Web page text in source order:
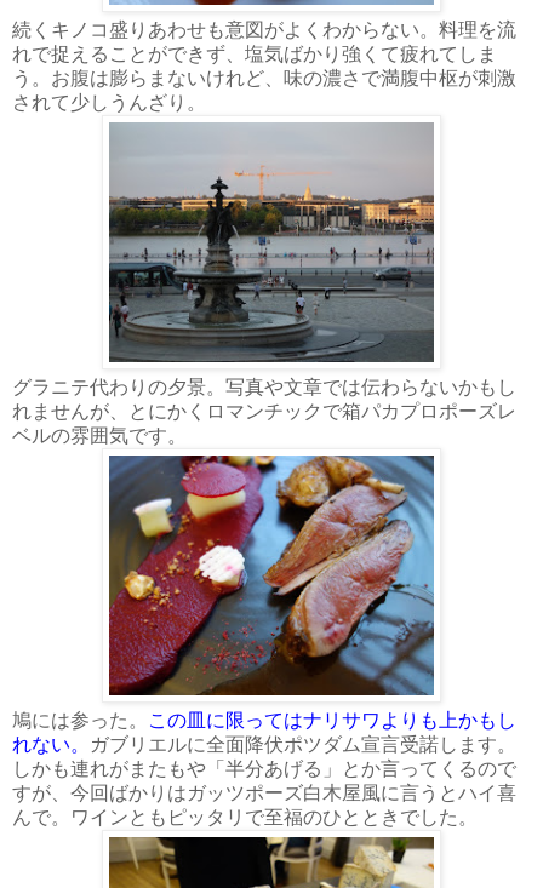
続くキノコ盛りあわせも意図がよくわからない。料理を流
れで捉えることができず、塩気ばかり強くて疲れてしま
う。お腹は膨らまないけれど、味の濃さで満腹中枢が刺激
されて少しうんざり。
グラニテ代わりの夕景。写真や文章では伝わらないかもし
れませんが、とにかくロマンチックで箱パカプロポーズレ
ベルの雰囲気です。
鳩には参った。
この皿に限ってはナリサワよりも上かもし
れない。
ガブリエルに全面降伏ポツダム宣言受諾します。
しかも連れがまたもや「半分あげる」とか言ってくるので
すが、今回ばかりはガッツポーズ白木屋風に言うとハイ喜
んで。ワインともピッタリで至福のひとときでした。